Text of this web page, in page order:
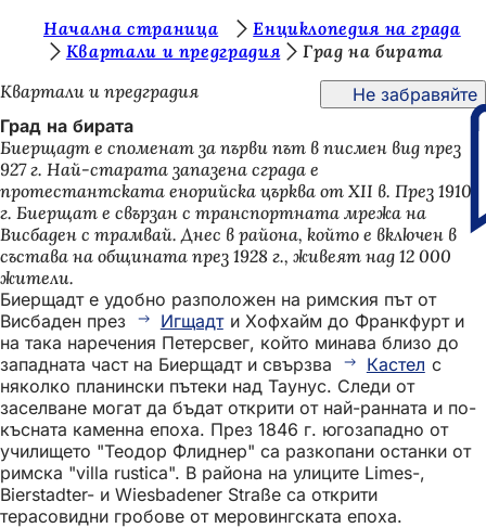
Преминаване към съдържанието
е
с
т
е
т
у
к
:
Начална страница
Енциклопедия на града
Квартали и предградия
Град на бирата
Квартали и предградия
Не забравяйте
Град на бирата
Биерщадт е споменат за първи път в писмен вид през
927 г. Най-старата запазена сграда е
протестантската енорийска църква от XII в. През 1910
г. Биерщат е свързан с транспортната мрежа на
Висбаден с трамвай. Днес в района, който е включен в
състава на общината през 1928 г., живеят над 12 000
жители.
Биерщадт е удобно разположен на римския път от
Висбаден през
Игщадт и Хофхайм до Франкфурт и
на така наречения Петерсвег, който минава близо до
западната част на Биерщадт и свързва
Кастел с
няколко планински пътеки над Таунус. Следи от
заселване могат да бъдат открити от най-ранната и по-
късната каменна епоха. През 1846 г. югозападно от
училището "Теодор Флиднер" са разкопани останки от
римска "villa rustica". В района на улиците Limes-,
Bierstadter- и Wiesbadener Straße са открити
терасовидни гробове от меровингската епоха.